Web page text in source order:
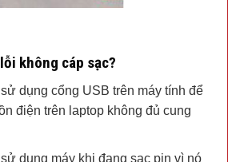
không cáp sạc?
dụng cổng USB trên máy tính để
điện trên laptop không đủ cung
dụng máy khi đang sạc pin vì nó